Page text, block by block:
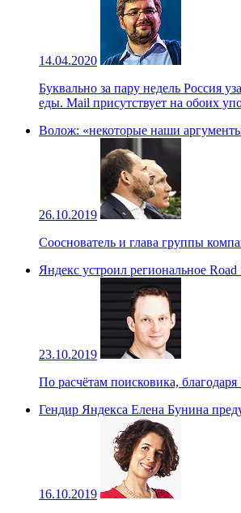
14.04.2020
Буквально за пару недель Россия
еды. Mail присутствует на обоих
Волож: «некоторые наши
26.10.2019
Сооснователь и глава группы
Яндекс устроил региональное
23.10.2019
По расчётам поисковика,
Гендир Яндекса Елена Бунина
16.10.2019